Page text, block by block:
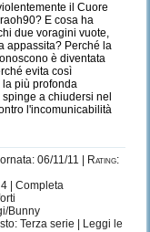
il Cuore
E cosa ha
due voragini vuote,
appassita? Perché la
è diventata
evita così
più profonda
a chiudersi nel
l'incomunicabilità
06/11/11 |
Rating:
4 | Completa
Bunny
Terza serie | Leggi le